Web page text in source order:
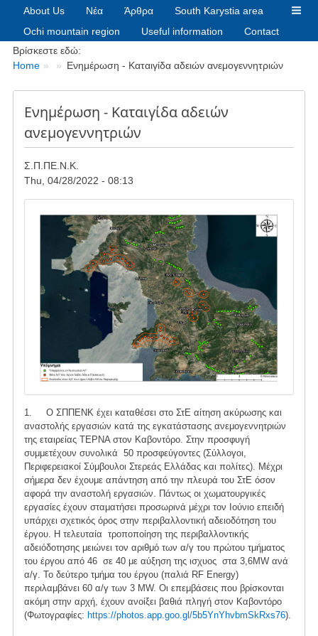
About Us Νέα Άρθρα
South Karystia area
Ochi mountain region
Useful information Contact
Breadcrumbs
Βρίσκεστε εδώ:
Home
Eνημέρωση - Καταιγίδα αδειών ανεμογεννητριών
Eνημέρωση - Καταιγίδα αδειών
ανεμογεννητριών
Σ.Π.ΠΕ.Ν.Κ.
Thu, 04/28/2022 - 08:13
1. Ο ΣΠΠΕΝΚ έχει καταθέσει στο ΣτΕ αίτηση ακύρωσης και
αναστολής εργασιών κατά της εγκατάστασης ανεμογεννητριών
της εταιρείας ΤΕΡΝΑ στον Καβοντόρο. Στην προσφυγή
συμμετέχουν συνολικά 50 προσφεύγοντες (Σύλλογοι,
Περιφερειακοί Σύμβουλοι Στερεάς Ελλάδας και πολίτες). Μέχρι
σήμερα δεν έχουμε απάντηση από την πλευρά του ΣτΕ όσον
αφορά την αναστολή εργασιών. Πάντως οι χωματουργικές
εργασίες έχουν σταματήσει προσωρινά μέχρι τον Ιούνιο επειδή
υπάρχει σχετικός όρος στην περιβαλλοντική αδειοδότηση του
έργου. Η τελευταία τροποποίηση της περιβαλλοντικής
αδειόδοτησης μειώνει τον αριθμό των α/γ του πρώτου τμήματος
του έργου από 46 σε 40 με αύξηση της ισχυος στα 3,6MW ανά
α/γ. Το δεύτερο τμήμα του έργου (παλιά RF Energy)
περιλαμβάνει 60 α/γ των 3 MW. Οι επεμβάσεις που βρίσκονται
ακόμη στην αρχή, έχουν ανοίξει βαθιά πληγή στον Καβοντόρο
(Φωτογραφίες: https://photos.app.goo.gl/5b5YnYhvbmSkRxs76).